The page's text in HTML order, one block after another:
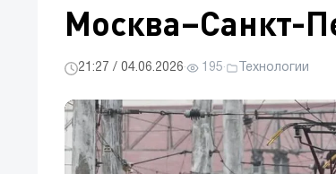
Москва–Санкт-
21:27 / 04.06.2026· 195· Технологии